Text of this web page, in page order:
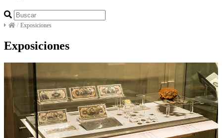
/ Exposiciones
Exposiciones